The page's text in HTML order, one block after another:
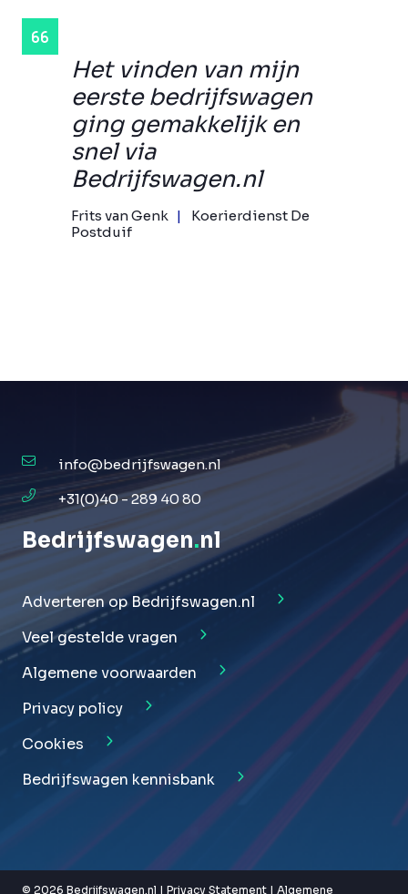
Het vinden van mijn
eerste bedrijfswagen
ging gemakkelijk en
snel via
Bedrijfswagen.nl
Frits van Genk
Koerierdienst De
Postduif
info@bedrijfswagen.nl
+31(0)40 - 289 40 80
Bedrijfswagen.nl
Adverteren op Bedrijfswagen.nl
Veel gestelde vragen
Algemene voorwaarden
Privacy policy
Cookies
Bedrijfswagen kennisbank
© 2026 Bedrijfswagen.nl | Privacy Statement | Algemene